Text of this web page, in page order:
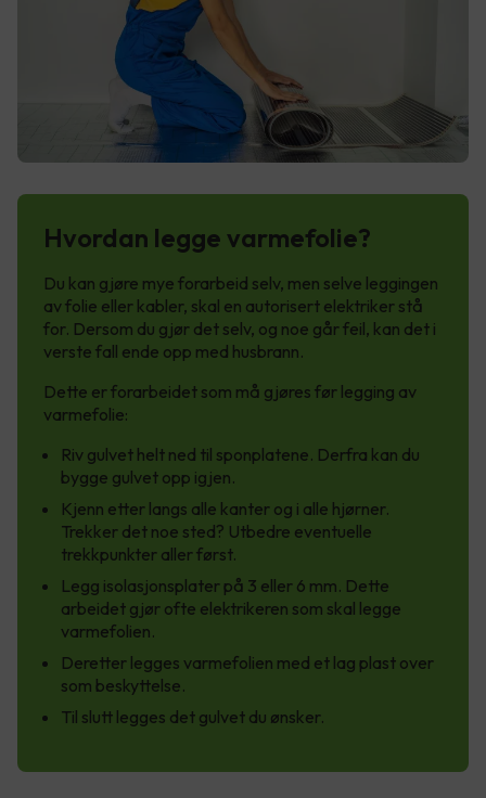
Hvordan legge varmefolie?
Du kan gjøre mye forarbeid selv, men selve leggingen
av folie eller kabler, skal en autorisert elektriker stå
for. Dersom du gjør det selv, og noe går feil, kan det i
verste fall ende opp med husbrann.
Dette er forarbeidet som må gjøres før legging av
varmefolie:
Riv gulvet helt ned til sponplatene. Derfra kan du
bygge gulvet opp igjen.
Kjenn etter langs alle kanter og i alle hjørner.
Trekker det noe sted? Utbedre eventuelle
trekkpunkter aller først.
Legg isolasjonsplater på 3 eller 6 mm. Dette
arbeidet gjør ofte elektrikeren som skal legge
varmefolien.
Deretter legges varmefolien med et lag plast over
som beskyttelse.
Til slutt legges det gulvet du ønsker.